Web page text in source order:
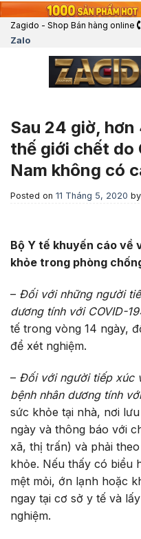
Zagido - Shop Bán hàng online
Zalo
Sau 24 giờ,
thế giới chết do
Nam không có
Posted on 11 Tháng 5, 2020 by
Bộ Y tế khuyến cáo về
khỏe trong phòng
– Đối với những người
dương tính với COVID-
tế trong vòng 14 ngày,
để xét nghiệm.
– Đối với người tiếp xúc
bệnh nhân dương tính
sức khỏe tại nhà, nơi
ngày và thông báo với
xã, thị trấn) và phải
khỏe. Nếu thấy có biểu
mệt mỏi, ớn lạnh hoặc
ngay tại cơ sở y tế và
nghiệm.